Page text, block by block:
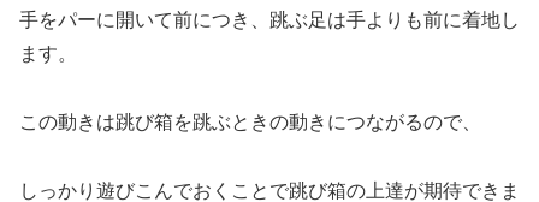
手をパーに開いて前につき、跳ぶ足は手よりも前に着地し
ます。
この動きは跳び箱を跳ぶときの動きにつながるので、
しっかり遊びこんでおくことで跳び箱の上達が期待できま